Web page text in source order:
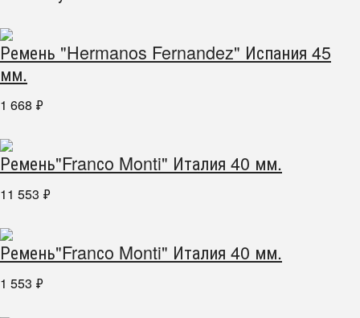
Ремень "Hermanos Fernandez" Испания 45
мм.
1 668 ₽
Ремень"Franсo Monti" Италия 40 мм.
11 553 ₽
Ремень"Franсo Monti" Италия 40 мм.
1 553 ₽